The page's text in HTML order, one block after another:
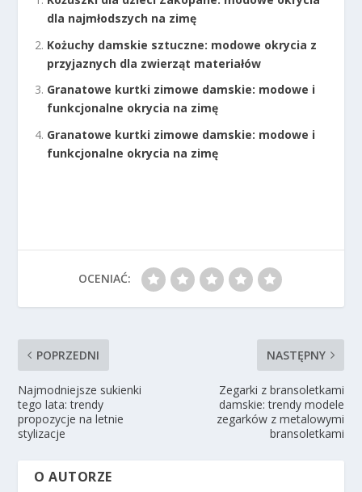
dla najmłodszych na zimę
Kożuchy damskie sztuczne: modowe okrycia z
przyjaznych dla zwierząt materiałów
Granatowe kurtki zimowe damskie: modowe i
funkcjonalne okrycia na zimę
Granatowe kurtki zimowe damskie: modowe i
funkcjonalne okrycia na zimę
OCENIAĆ:
POPRZEDNI
Najmodniejsze sukienki
tego lata: trendy
propozycje na letnie
stylizacje
NASTĘPNY
Zegarki z bransoletkami
damskie: trendy modele
zegarków z metalowymi
bransoletkami
O AUTORZE